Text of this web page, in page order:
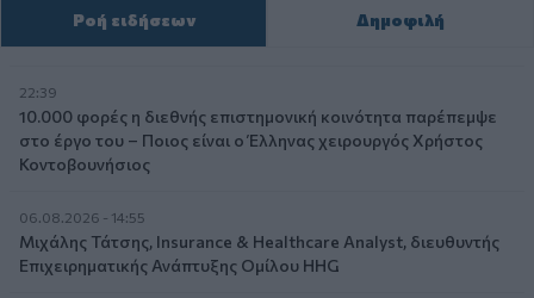
Ροή ειδήσεων Δημοφιλή
22:39
10.000 φορές η διεθνής επιστημονική κοινότητα παρέπεμψε
στο έργο του – Ποιος είναι ο Έλληνας χειρουργός Χρήστος
Κοντοβουνήσιος
06.08.2026 - 14:55
Μιχάλης Τάτσης, Insurance & Healthcare Analyst, διευθυντής
Επιχειρηματικής Ανάπτυξης Ομίλου HHG